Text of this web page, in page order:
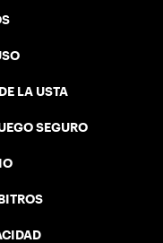
LA USTA
SEGURO